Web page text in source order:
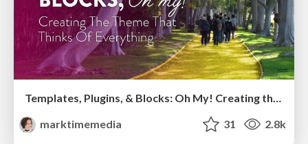
Templates, Plugins, & Blocks: Oh My! Creating the theme that thinks of everything
marktimemedia
31 2.8k